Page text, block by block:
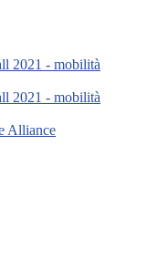
2021 - mobilità
2021 - mobilità
Alliance